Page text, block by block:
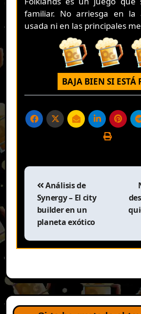
familiar. No arriesga en la
usada ni en las principales
BAJA BIEN SI ESTÁ
Navegación
entradas
Análisis de
Synergy – El city
builder en un
planeta exótico